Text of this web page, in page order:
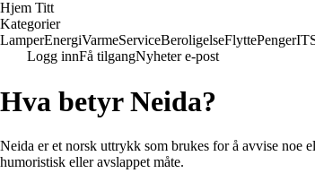
Hjem Titt
Kategorier
LamperEnergiVarmeServiceBeroligelseFlyttePengerIT
Logg innFå tilgangNyheter e-post
Hva betyr Neida?
Neida er et norsk uttrykk som brukes for å avvise noe
humoristisk eller avslappet måte.